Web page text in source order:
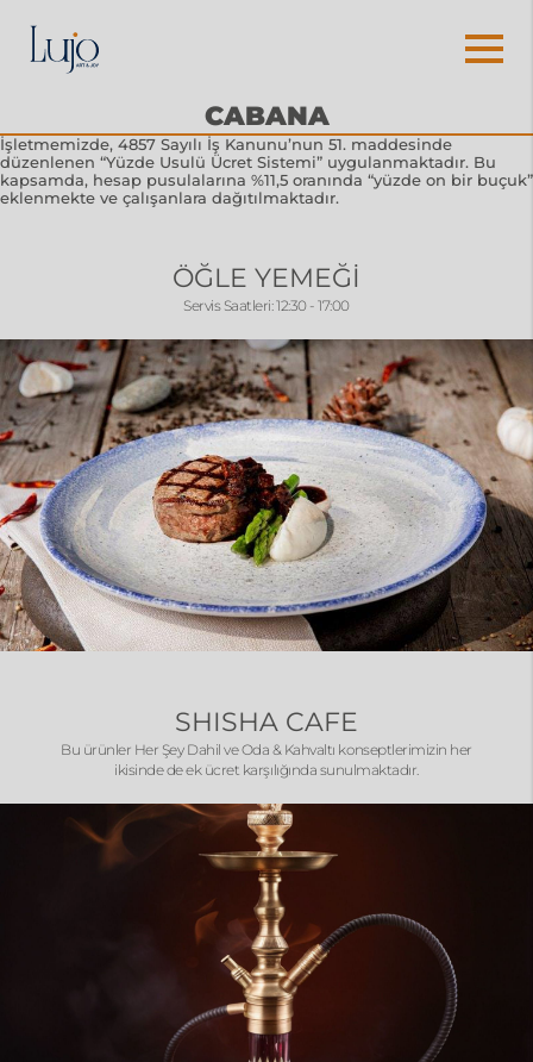
CABANA
İşletmemizde, 4857 Sayılı İş Kanunu’nun 51. maddesinde
düzenlenen “Yüzde Usulü Ücret Sistemi” uygulanmaktadır. Bu
kapsamda, hesap pusulalarına %11,5 oranında “yüzde on bir buçuk”
eklenmekte ve çalışanlara dağıtılmaktadır.
ÖĞLE YEMEĞİ
Servis Saatleri: 12:30 - 17:00
SHISHA CAFE
Bu ürünler Her Şey Dahil ve Oda & Kahvaltı konseptlerimizin her
ikisinde de ek ücret karşılığında sunulmaktadır.